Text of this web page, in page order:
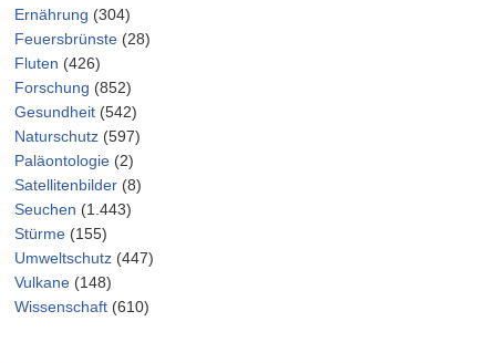
Ernährung (304)
Feuersbrünste (28)
Fluten (426)
Forschung (852)
Gesundheit (542)
Naturschutz (597)
Paläontologie (2)
Satellitenbilder (8)
Seuchen (1.443)
Stürme (155)
Umweltschutz (447)
Vulkane (148)
Wissenschaft (610)